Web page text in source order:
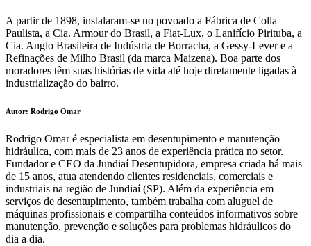
A partir de 1898, instalaram-se no povoado a Fábrica de Colla
Paulista, a Cia. Armour do Brasil, a Fiat-Lux, o Lanifício Pirituba, a
Cia. Anglo Brasileira de Indústria de Borracha, a Gessy-Lever e a
Refinações de Milho Brasil (da marca Maizena). Boa parte dos
moradores têm suas histórias de vida até hoje diretamente ligadas à
industrialização do bairro.
Autor: Rodrigo Omar
Rodrigo Omar é especialista em desentupimento e manutenção
hidráulica, com mais de 23 anos de experiência prática no setor.
Fundador e CEO da Jundiaí Desentupidora, empresa criada há mais
de 15 anos, atua atendendo clientes residenciais, comerciais e
industriais na região de Jundiaí (SP). Além da experiência em
serviços de desentupimento, também trabalha com aluguel de
máquinas profissionais e compartilha conteúdos informativos sobre
manutenção, prevenção e soluções para problemas hidráulicos do
dia a dia.